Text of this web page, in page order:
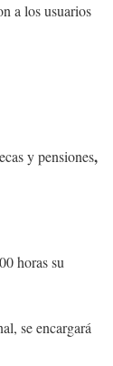
a los usuarios
y pensiones,
horas su
se encargará